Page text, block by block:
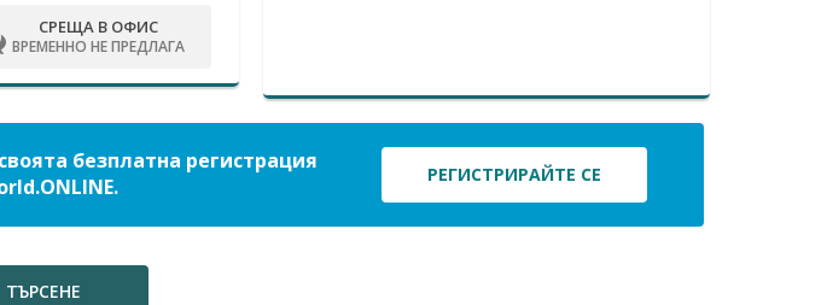
СРЕЩА В ОФИС
ВРЕМЕННО НЕ ПРЕДЛАГА
безплатна регистрация
РЕГИСТРИРАЙТЕ СЕ